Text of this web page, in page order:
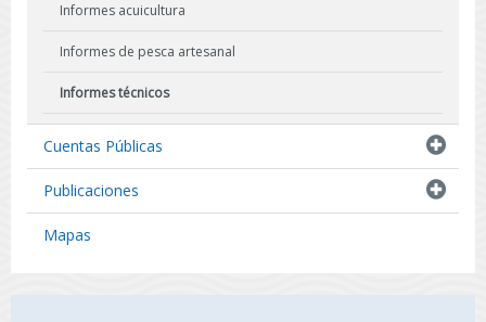
Informes acuicultura
Informes de pesca artesanal
Informes técnicos
Resultados de Pescas de Investigación
Cuentas Públicas
Publicaciones
Mapas